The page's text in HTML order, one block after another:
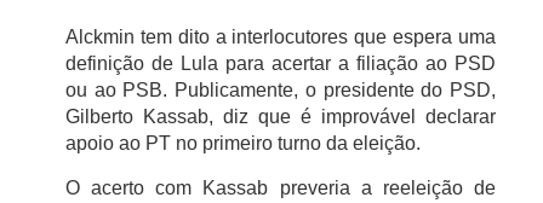
Alckmin tem dito a interlocutores que espera uma
definição de Lula para acertar a filiação ao PSD
ou ao PSB. Publicamente, o presidente do PSD,
Gilberto Kassab, diz que é improvável declarar
apoio ao PT no primeiro turno da eleição.
O acerto com Kassab preveria a reeleição de